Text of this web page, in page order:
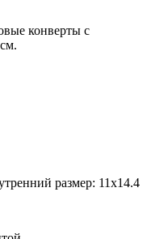
конверты с
размер: 11х14.4